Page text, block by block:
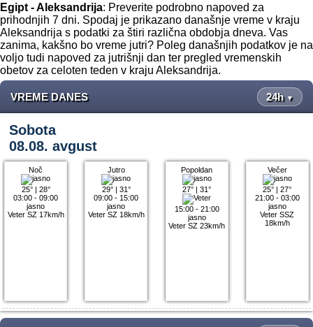
Egipt - Aleksandrija: Preverite podrobno napoved za
prihodnjih 7 dni. Spodaj je prikazano današnje vreme v kraju
Aleksandrija s podatki za štiri različna obdobja dneva. Vas
zanima, kakšno bo vreme jutri? Poleg današnjih podatkov je na
voljo tudi napoved za jutrišnji dan ter pregled vremenskih
obetov za celoten teden v kraju Aleksandrija.
VREME DANES 24h ▼
Sobota
08.08. avgust
Noč
25°| 28°
03:00 - 09:00
jasno
Veter SZ 17km/h
Jutro
29°| 31°
09:00 - 15:00
jasno
Veter SZ 18km/h
Popoldan
27° |31°
15:00 - 21:00
jasno
Veter SZ 23km/h
Večer
25° |27°
21:00 - 03:00
jasno
Veter SSZ
18km/h